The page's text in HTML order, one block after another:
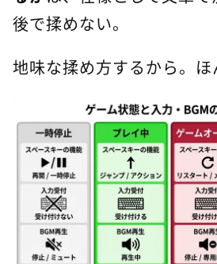
後で揉めない。
地味な揉め方するから。ほ